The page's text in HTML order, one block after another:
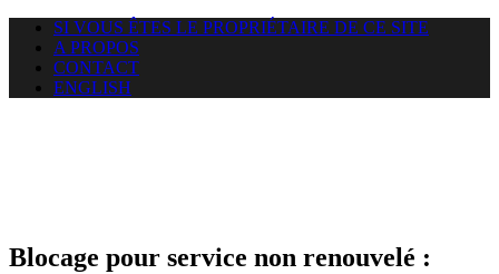
SI VOUS ÊTES LE PROPRIÉTAIRE DE CE SITE
A PROPOS
CONTACT
ENGLISH
Blocage pour service non renouvelé :